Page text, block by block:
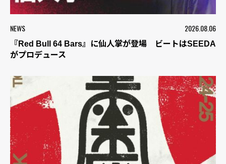
NEWS 2026.08.06
『Red Bull 64 Bars』に仙人掌が登場 ビートはSEEDA
がプロデュース